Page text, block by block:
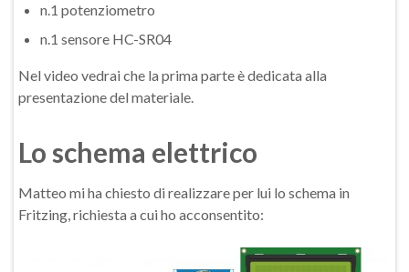
n.1 potenziometro
n.1 sensore HC-SR04
Nel video vedrai che la prima parte è dedicata alla
presentazione del materiale.
Lo schema elettrico
Matteo mi ha chiesto di realizzare per lui lo schema in
Fritzing, richiesta a cui ho acconsentito: